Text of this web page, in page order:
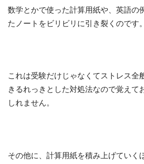
数学とかで使った計算用紙や、英語の
たノートをビリビリに引き裂くのです。
これは受験だけじゃなくてストレス全
きるれっきとした対処法なので覚えて
しれません。
その他に、計算用紙を積み上げていく